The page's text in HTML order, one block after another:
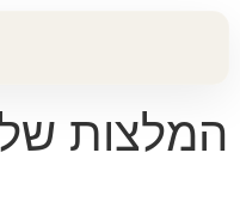
המלצות